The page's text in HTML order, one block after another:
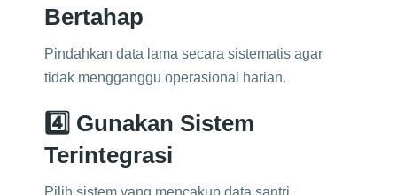
Bertahap
Pindahkan data lama secara sistematis agar
tidak mengganggu operasional harian.
4️⃣ Gunakan Sistem
Terintegrasi